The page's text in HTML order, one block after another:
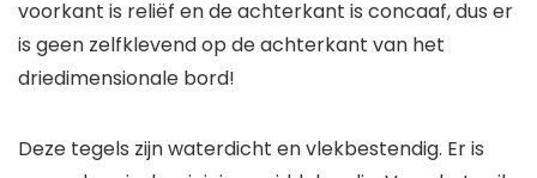
voorkant is reliëf en de achterkant is concaaf, dus er
is geen zelfklevend op de achterkant van het
driedimensionale bord!
Deze tegels zijn waterdicht en vlekbestendig. Er is